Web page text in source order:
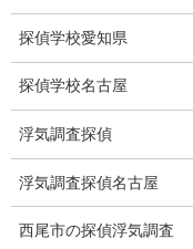
調査事例
お礼の言葉
Q&A
探偵学校愛知県
探偵学校名古屋
浮気調査探偵
浮気調査探偵名古屋
西尾市の探偵浮気調査